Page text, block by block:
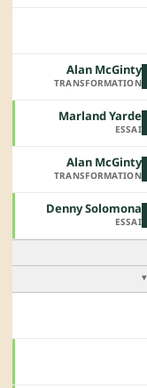
Alan McGinty
TRANSFORMATION
Marland Yarde
ESSAI
Alan McGinty
TRANSFORMATION
Denny Solomona
ESSAI